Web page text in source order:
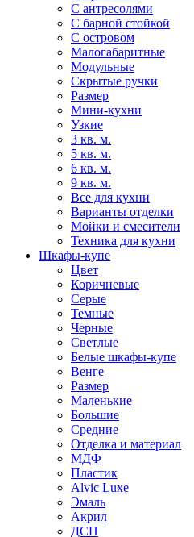
С антресолями
С барной стойкой
С островом
Малогабаритные
Модульные
Скрытые ручки
Размер
Мини-кухни
Узкие
3 кв. м.
5 кв. м.
6 кв. м.
9 кв. м.
Все для кухни
Варианты отделки
Мойки и смесители
Техника для кухни
Шкафы-купе
Цвет
Коричневые
Серые
Темные
Черные
Светлые
Белые шкафы-купе
Венге
Размер
Маленькие
Большие
Средние
Отделка и материал
МДФ
Пластик
Alvic Luxe
Эмаль
Акрил
ДСП